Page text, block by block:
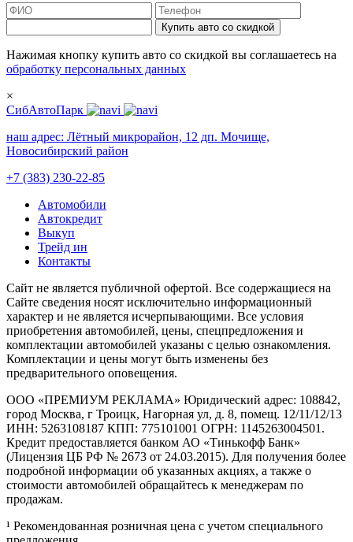
Купить авто со скидкой
Нажимая кнопку купить авто со скидкой вы соглашаетесь на
обработку персональных данных
×
СибАвтоПарк
наш адрес: Лётный микрорайон, 12 дп. Мочище,
Новосибирский район
+7 (383) 230-22-85
Автомобили
Автокредит
Выкуп
Трейд ин
Контакты
Cайт не является публичной офертой. Все содержащиеся на
Сайте сведения носят исключительно информационный
характер и не является исчерпывающими. Все условия
приобретения автомобилей, цены, спецпредложения и
комплектации автомобилей указаны с целью ознакомления.
Комплектации и цены могут быть изменены без
предварительного оповещения.
ООО «ПРЕМИУМ РЕКЛАМА» Юридический адрес: 108842,
город Москва, г Троицк, Нагорная ул, д. 8, помещ. 12/11/12/13
ИНН: 5263108187 КПП: 775101001 ОГРН: 1145263004501.
Кредит предоставляется банком АО «Тинькофф Банк»
(Лицензия ЦБ РФ № 2673 от 24.03.2015). Для получения более
подробной информации об указанных акциях, а также о
стоимости автомобилей обращайтесь к менеджерам по
продажам.
¹ Рекомендованная розничная цена с учетом специального